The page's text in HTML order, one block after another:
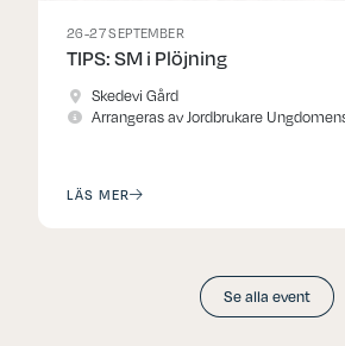
26-27 SEPTEMBER
TIPS: SM i Plöjning
Skedevi Gård
Arrangeras av Jordbrukare
LÄS MER
Se alla event